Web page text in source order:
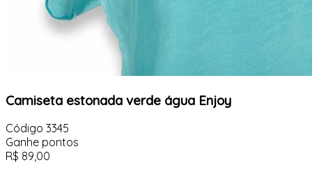
Camiseta estonada verde água Enjoy
Código 3345
Ganhe pontos
R$ 89,00